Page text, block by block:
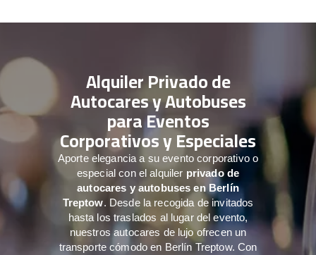
Alquiler Privado de
Autocares y Autobuses
para Eventos
Corporativos y Especiales
Aporte elegancia a su evento corporativo o
especial con el alquiler privado de
autocares y autobuses en Berlín
Treptow. Desde la recogida de invitados
hasta los traslados al lugar del evento,
nuestros autocares de lujo ofrecen un
transporte cómodo en Berlín Treptow. Con